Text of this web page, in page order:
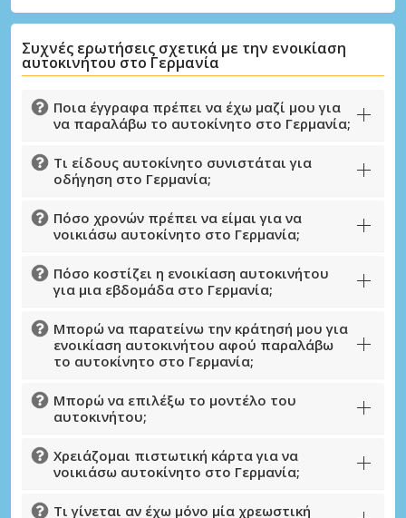
Συχνές ερωτήσεις σχετικά με την ενοικίαση
αυτοκινήτου στο Γερμανία
Ποια έγγραφα πρέπει να έχω μαζί μου για
να παραλάβω το αυτοκίνητο στο Γερμανία;
Τι είδους αυτοκίνητο συνιστάται για
οδήγηση στο Γερμανία;
Πόσο χρονών πρέπει να είμαι για να
νοικιάσω αυτοκίνητο στο Γερμανία;
Πόσο κοστίζει η ενοικίαση αυτοκινήτου
για μια εβδομάδα στο Γερμανία;
Μπορώ να παρατείνω την κράτησή μου για
ενοικίαση αυτοκινήτου αφού παραλάβω
το αυτοκίνητο στο Γερμανία;
Μπορώ να επιλέξω το μοντέλο του
αυτοκινήτου;
Χρειάζομαι πιστωτική κάρτα για να
νοικιάσω αυτοκίνητο στο Γερμανία;
Τι γίνεται αν έχω μόνο μία χρεωστική